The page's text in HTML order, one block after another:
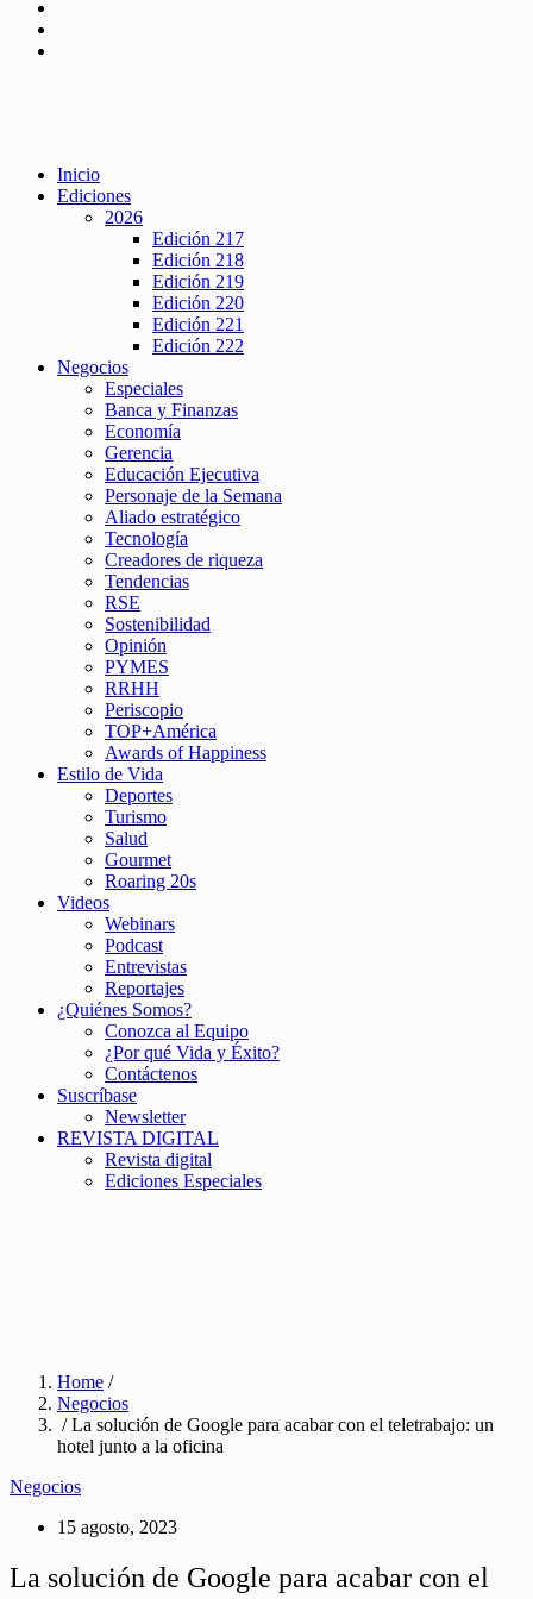
Inicio
Ediciones
2026
Edición 217
Edición 218
Edición 219
Edición 220
Edición 221
Edición 222
Negocios
Especiales
Banca y Finanzas
Economía
Gerencia
Educación Ejecutiva
Personaje de la Semana
Aliado estratégico
Tecnología
Creadores de riqueza
Tendencias
RSE
Sostenibilidad
Opinión
PYMES
RRHH
Periscopio
TOP+América
Awards of Happiness
Estilo de Vida
Deportes
Turismo
Salud
Gourmet
Roaring 20s
Videos
Webinars
Podcast
Entrevistas
Reportajes
¿Quiénes Somos?
Conozca al Equipo
¿Por qué Vida y Éxito?
Contáctenos
Suscríbase
Newsletter
REVISTA DIGITAL
Revista digital
Ediciones Especiales
Home /
Negocios
/ La solución de Google para acabar con el teletrabajo: un
hotel junto a la oficina
Negocios
15 agosto, 2023
La solución de Google para acabar con el